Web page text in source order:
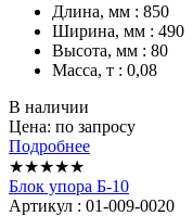
Длина, мм : 850
Ширина, мм : 490
Высота, мм : 80
Масса, т : 0,08
В наличии
Цена: по запросу
Подробнее
★★★★★
Блок упора Б-10
Артикул : 01-009-0020